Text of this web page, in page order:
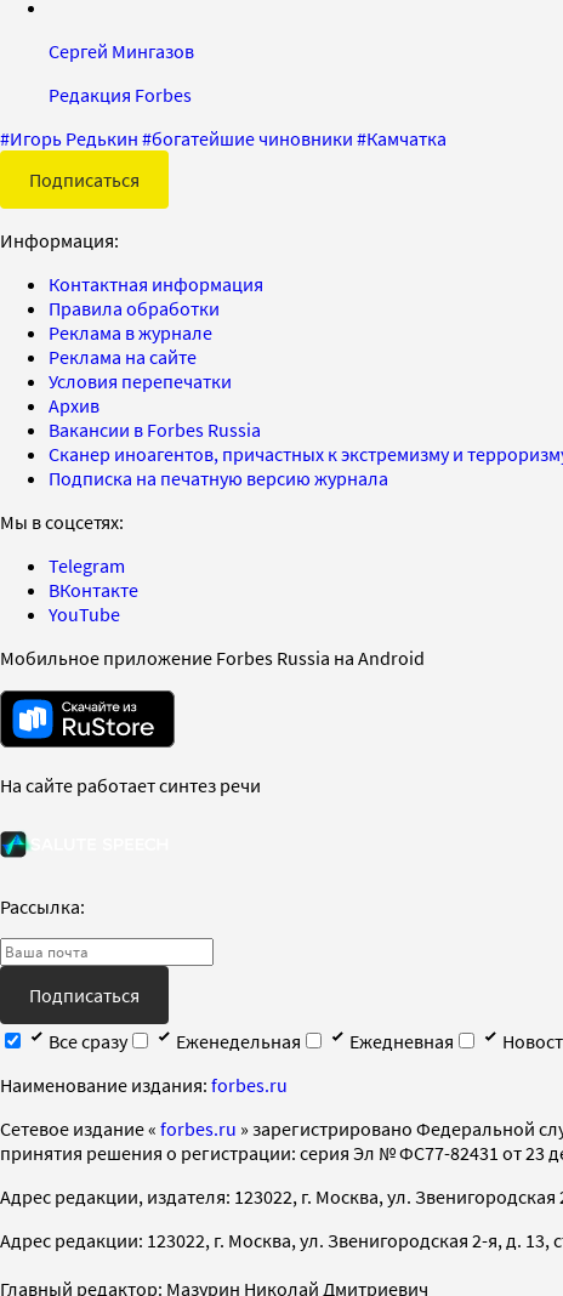
Сергей Мингазов
Редакция Forbes
#Игорь Редькин #богатейшие чиновники #Камчатка
Подписаться
Информация:
Контактная информация
Правила обработки
Реклама в журнале
Реклама на сайте
Условия перепечатки
Архив
Вакансии в Forbes Russia
Сканер иноагентов, причастных к экстремизму и
Подписка на печатную версию журнала
Мы в соцсетях:
Telegram
ВКонтакте
YouTube
Мобильное приложение Forbes Russia на Android
На сайте работает синтез речи
Рассылка:
Подписаться
Все сразу
Еженедельная Ежедневная
Наименование издания: forbes.ru
Cетевое издание « forbes.ru » зарегистрировано Федеральной
принятия решения о регистрации: серия Эл № ФС77-82431 от 23
Адрес редакции, издателя: 123022, г. Москва, ул. Звенигородская
Адрес редакции: 123022, г. Москва, ул. Звенигородская 2-я, д. 13,
Главный редактор: Мазурин Николай Дмитриевич